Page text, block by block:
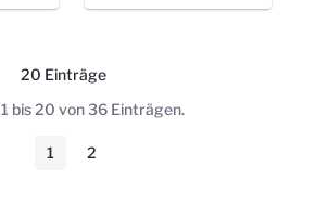
20 Einträge
Pro Seite
bis 20 von 36 Einträgen.
Seite
1 Seite
2